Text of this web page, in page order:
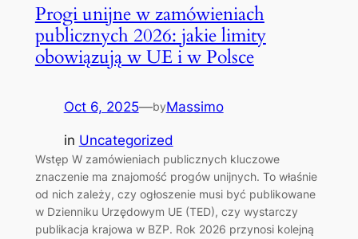
Progi unijne w zamówieniach
publicznych 2026: jakie limity
obowiązują w UE i w Polsce
Oct 6, 2025—byMassimo
in Uncategorized
Wstęp W zamówieniach publicznych kluczowe
znaczenie ma znajomość progów unijnych. To właśnie
od nich zależy, czy ogłoszenie musi być publikowane
w Dzienniku Urzędowym UE (TED), czy wystarczy
publikacja krajowa w BZP. Rok 2026 przynosi kolejną